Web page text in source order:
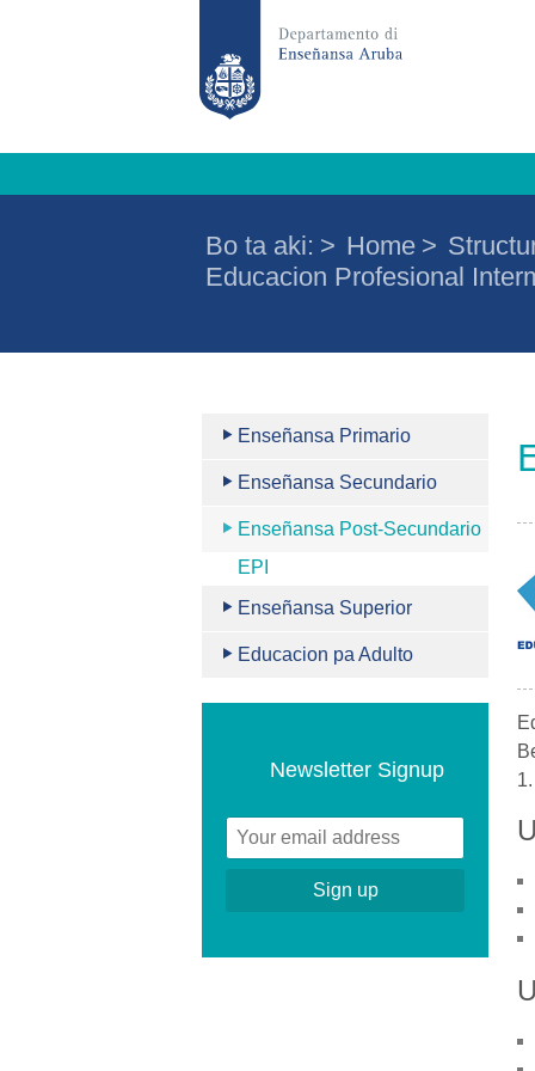
Bo ta aki: > Home >
Educacion Profesional
Enseñansa Primario
Enseñansa Secundario
Enseñansa Post-Secundario
EPI
Enseñansa Superior
Educacion pa Adulto
Newsletter Signup